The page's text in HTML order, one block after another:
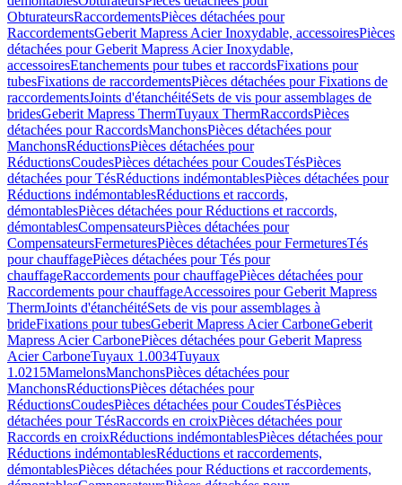
ObturateursRaccordementsPièces détachées pour
RaccordementsGeberit Mapress Acier Inoxydable, accessoiresPièces
détachées pour Geberit Mapress Acier Inoxydable,
accessoiresEtanchements pour tubes et raccordsFixations pour
tubesFixations de raccordementsPièces détachées pour Fixations de
raccordementsJoints d'étanchéitéSets de vis pour assemblages de
bridesGeberit Mapress ThermTuyaux ThermRaccordsPièces
détachées pour RaccordsManchonsPièces détachées pour
ManchonsRéductionsPièces détachées pour
RéductionsCoudesPièces détachées pour CoudesTésPièces
détachées pour TésRéductions indémontablesPièces détachées pour
Réductions indémontablesRéductions et raccords,
démontablesPièces détachées pour Réductions et raccords,
démontablesCompensateursPièces détachées pour
CompensateursFermeturesPièces détachées pour FermeturesTés
pour chauffagePièces détachées pour Tés pour
chauffageRaccordements pour chauffagePièces détachées pour
Raccordements pour chauffageAccessoires pour Geberit Mapress
ThermJoints d'étanchéitéSets de vis pour assemblages à
brideFixations pour tubesGeberit Mapress Acier CarboneGeberit
Mapress Acier CarbonePièces détachées pour Geberit Mapress
Acier CarboneTuyaux 1.0034Tuyaux
1.0215MamelonsManchonsPièces détachées pour
ManchonsRéductionsPièces détachées pour
RéductionsCoudesPièces détachées pour CoudesTésPièces
détachées pour TésRaccords en croixPièces détachées pour
Raccords en croixRéductions indémontablesPièces détachées pour
Réductions indémontablesRéductions et raccordements,
démontablesPièces détachées pour Réductions et raccordements,